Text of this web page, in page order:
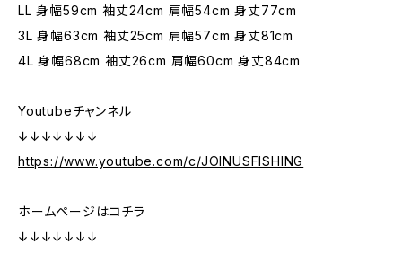
LL 身幅59cm 袖丈24cm 肩幅54cm 身丈77cm
3L 身幅63cm 袖丈25cm 肩幅57cm 身丈81cm
4L 身幅68cm 袖丈26cm 肩幅60cm 身丈84cm
Youtubeチャンネル
↓↓↓↓↓↓↓
https://www.youtube.com/c/JOINUSFISHING
ホームページはコチラ
↓↓↓↓↓↓↓